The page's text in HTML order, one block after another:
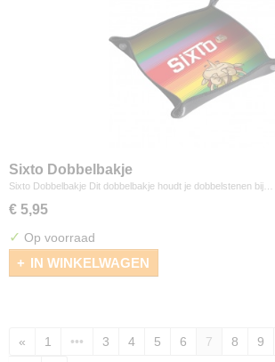
Sixto Dobbelbakje
Sixto Dobbelbakje Dit dobbelbakje houdt je dobbelstenen bij…
€ 5,95
✓ Op voorraad
IN WINKELWAGEN
« 1 ••• 3 4 5 6 7 8 9